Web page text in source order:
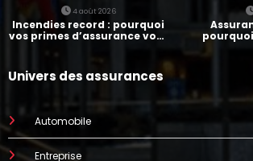
4 août 2026
Incendies record : pourquoi
vos primes d’assurance vont
Univers des assurances
Automobile
Entreprise